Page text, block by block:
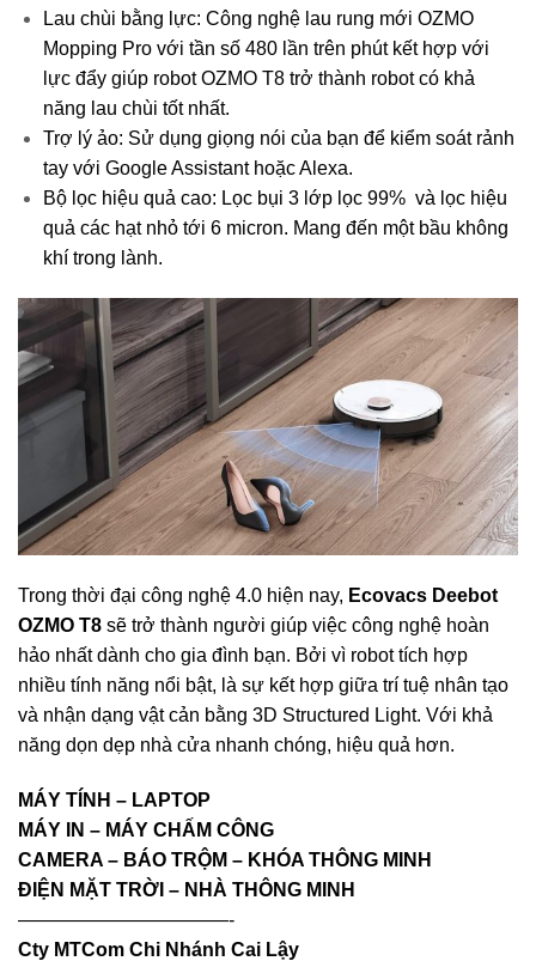
Lau chùi bằng lực: Công nghệ lau rung mới OZMO
Mopping Pro với tần số 480 lần trên phút kết hợp với
lực đẩy giúp robot OZMO T8 trở thành robot có khả
năng lau chùi tốt nhất.
Trợ lý ảo: Sử dụng giọng nói của bạn để kiểm soát rảnh
tay với Google Assistant hoặc Alexa.
Bộ lọc hiệu quả cao: Lọc bụi 3 lớp lọc 99% và lọc hiệu
quả các hạt nhỏ tới 6 micron. Mang đến một bầu không
khí trong lành.
Trong thời đại công nghệ 4.0 hiện nay, Ecovacs Deebot
OZMO T8 sẽ trở thành người giúp việc công nghệ hoàn
hảo nhất dành cho gia đình bạn. Bởi vì robot tích hợp
nhiều tính năng nổi bật, là sự kết hợp giữa trí tuệ nhân tạo
và nhận dạng vật cản bằng 3D Structured Light. Với khả
năng dọn dẹp nhà cửa nhanh chóng, hiệu quả hơn.
MÁY TÍNH – LAPTOP
MÁY IN – MÁY CHẤM CÔNG
CAMERA – BÁO TRỘM – KHÓA THÔNG MINH
ĐIỆN MẶT TRỜI – NHÀ THÔNG MINH
———————————-
Cty MTCom Chi Nhánh Cai Lậy